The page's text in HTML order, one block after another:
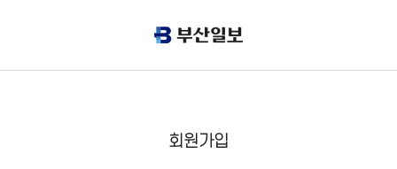
회원가입